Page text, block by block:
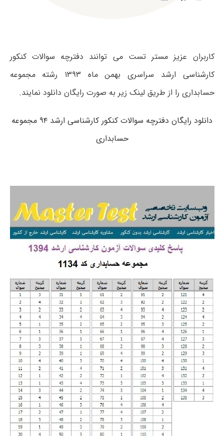
کاربران عزیز مستر تست می توانند دفترچه سوالات کنکور
کارشناسی ارشد سراسری بهمن ماه ۱۳۹۳ رشته مجموعه
حسابداری را از طریق لینک زیر به صورت رایگان دانلود نمایند.
دانلود رایگان دفترچه سوالات کنکور کارشناسی ارشد ۹۴ مجموعه
حسابداری